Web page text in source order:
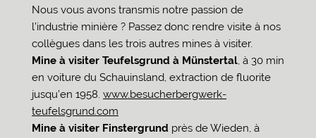
Nous vous avons transmis notre passion de
l’industrie minière ? Passez donc rendre visite à nos
collègues dans les trois autres mines à visiter.
Mine à visiter Teufelsgrund à Münstertal, à 30 min
en voiture du Schauinsland, extraction de fluorite
jusqu’en 1958. www.besucherbergwerk-
teufelsgrund.com
Mine à visiter Finstergrund près de Wieden, à